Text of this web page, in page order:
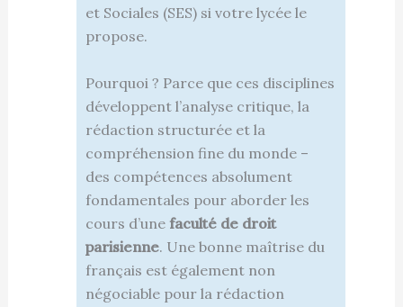
et Sociales (SES) si votre lycée le
propose.
Pourquoi ? Parce que ces disciplines
développent l’analyse critique, la
rédaction structurée et la
compréhension fine du monde –
des compétences absolument
fondamentales pour aborder les
cours d’une faculté de droit
parisienne. Une bonne maîtrise du
français est également non
négociable pour la rédaction